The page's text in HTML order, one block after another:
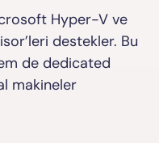
Hyper-V ve
destekler. Bu
de dedicated
makineler